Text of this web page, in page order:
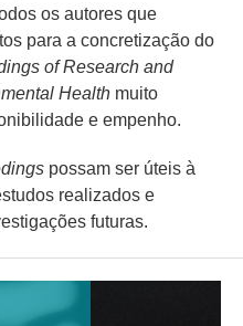
os autores que
para a concretização do
of Research and
Healthmuito
e empenho.
possam ser úteis à
realizados e
futuras.